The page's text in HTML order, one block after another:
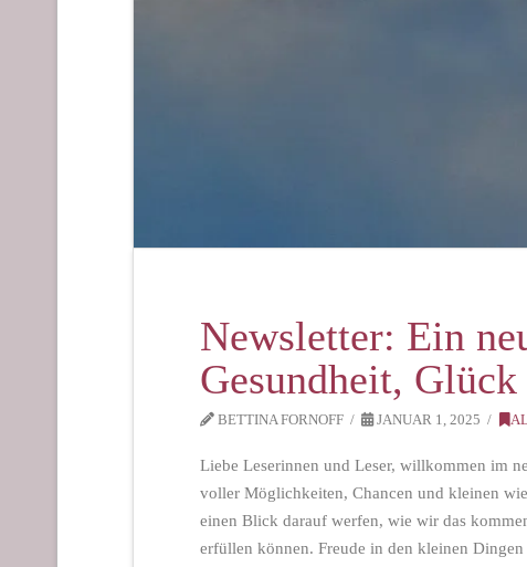
Newsletter: Ein
Gesundheit, Glück
BETTINA FORNOFF JANUAR 1, 2025
Liebe Leserinnen und Leser, willkommen im
voller Möglichkeiten, Chancen und kleinen
einen Blick darauf werfen, wie wir das
erfüllen können. Freude in den kleinen